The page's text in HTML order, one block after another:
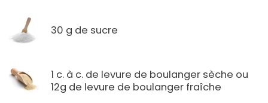
30 g de sucre
1 c. à c. de levure de boulanger sèche ou
12g de levure de boulanger fraîche